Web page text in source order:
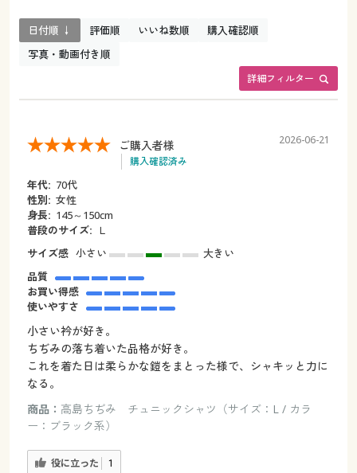
詳細フィルター
日付順 ↓ 評価順 いいね数順
購入確認順
写真・動画付き順
ご購入者様
購入確認済み
2026-06-21
年代: 70代
性別: 女性
身長: 145～150cm
普段のサイズ: Ｌ
サイズ感 小さい
大きい
品質
お買い得感
使いやすさ
小さい衿が好き。
ちぢみの落ち着いた品格が好き。
これを着た日は柔らかな鎧をまとった様で、シャキッと力に
なる。
商品： 高島ちぢみ チュニックシャツ（サイズ：L / カラ
ー：ブラック系）
役に立った 1